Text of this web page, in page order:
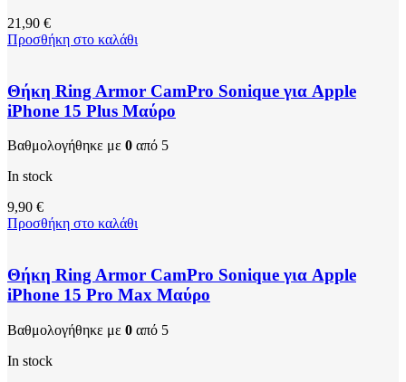
21,90 €
Προσθήκη στο καλάθι
Θήκη Ring Armor CamPro Sonique για Apple
iPhone 15 Plus Μαύρο
Βαθμολογήθηκε με 0 από 5
In stock
9,90 €
Προσθήκη στο καλάθι
Θήκη Ring Armor CamPro Sonique για Apple
iPhone 15 Pro Max Μαύρο
Βαθμολογήθηκε με 0 από 5
In stock